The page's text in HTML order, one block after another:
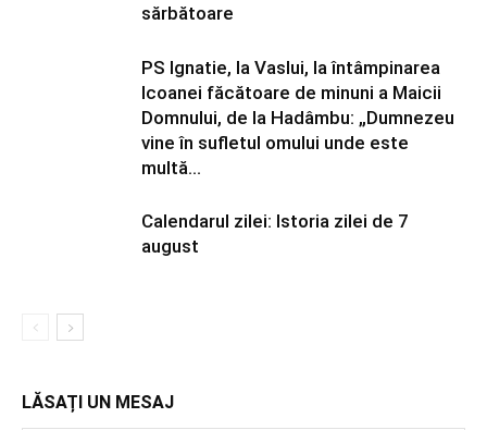
sărbătoare
PS Ignatie, la Vaslui, la întâmpinarea
Icoanei făcătoare de minuni a Maicii
Domnului, de la Hadâmbu: „Dumnezeu
vine în sufletul omului unde este
multă...
Calendarul zilei: Istoria zilei de 7
august
LĂSAȚI UN MESAJ